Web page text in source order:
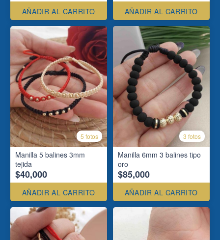
AÑADIR AL CARRITO AÑADIR AL CARRITO
5 fotos
Manilla 5 balines 3mm
tejida
$40,000
AÑADIR AL CARRITO
3 fotos
Manilla 6mm 3 balines tipo
oro
$85,000
AÑADIR AL CARRITO